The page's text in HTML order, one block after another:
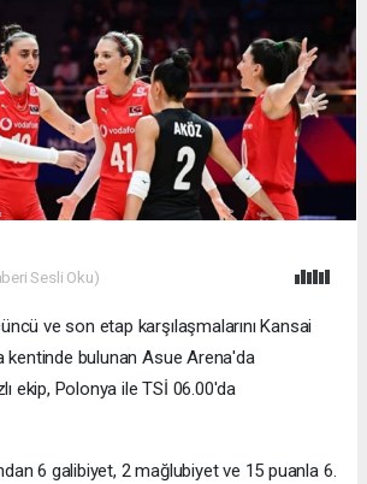
Sesli Oku)
ve son etap karşılaşmalarını Kansai
kentinde bulunan Asue Arena'da
ekip, Polonya ile TSİ 06.00'da
6 galibiyet, 2 mağlubiyet ve 15 puanla 6.